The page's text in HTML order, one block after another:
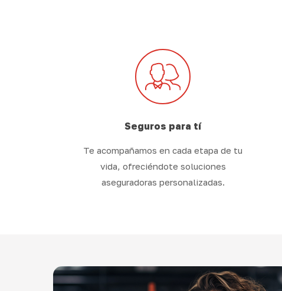
Seguros para tí
Te acompañamos en cada etapa de tu
vida, ofreciéndote soluciones
aseguradoras personalizadas.